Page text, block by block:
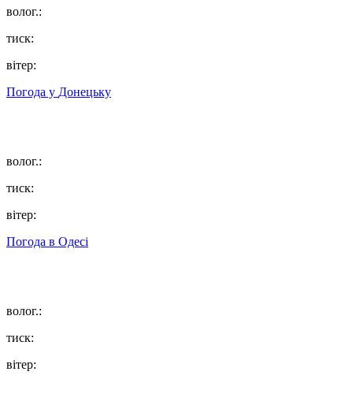
волог.:
тиск:
вітер:
Погода у Донецьку
волог.:
тиск:
вітер:
Погода в Одесі
волог.:
тиск:
вітер: